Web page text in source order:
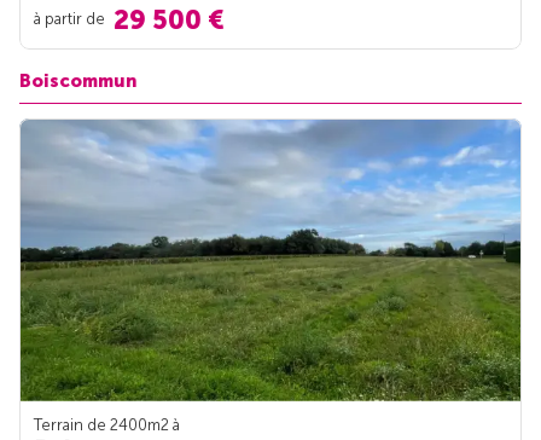
à partir de 29 500 €
Boiscommun
Terrain de 2400m2 à